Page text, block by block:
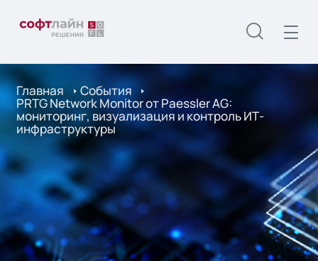
Главная События
PRTG Network Monitor от Paessler AG:
мониторинг, визуализация и контроль ИТ-
инфраструктуры